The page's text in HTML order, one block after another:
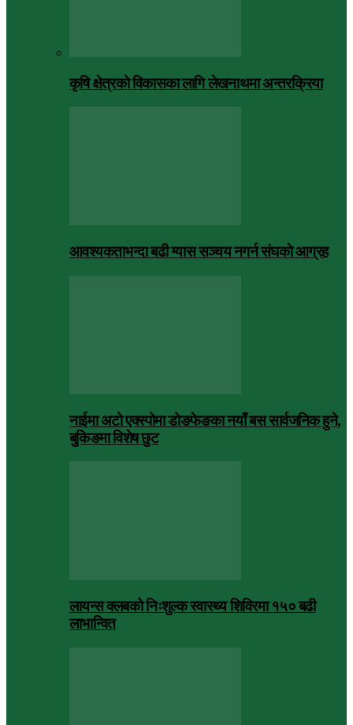
कृषि क्षेत्रको विकासका लागि लेखनाथमा अन्तरक्रिया
आवश्यकताभन्दा बढी ग्यास सञ्चय नगर्न संघकाे आग्रह
नाईमा अटो एक्स्पोमा डोङफेङका नयाँ बस सार्वजनिक हुने,
बुकिङमा विशेष छुट
लायन्स क्लबको निःशुल्क स्वास्थ्य शिविरमा १५० बढी
लाभान्वित